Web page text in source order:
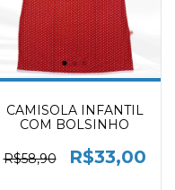
CAMISOLA INFANTIL
COM BOLSINHO
R$58,90 R$33,00